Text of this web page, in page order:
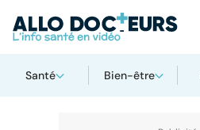
Santé Bien-être